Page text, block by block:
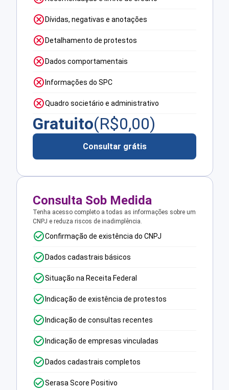
Dívidas, negativas e anotações
Detalhamento de protestos
Dados comportamentais
Informações do SPC
Quadro societário e administrativo
Gratuito(R$0,00)
Consultar grátis
Consulta Sob Medida
Tenha acesso completo a todas as informações sobre um
CNPJ e reduza riscos de inadimplência.
Confirmação de existência do CNPJ
Dados cadastrais básicos
Situação na Receita Federal
Indicação de existência de protestos
Indicação de consultas recentes
Indicação de empresas vinculadas
Dados cadastrais completos
Serasa Score Positivo